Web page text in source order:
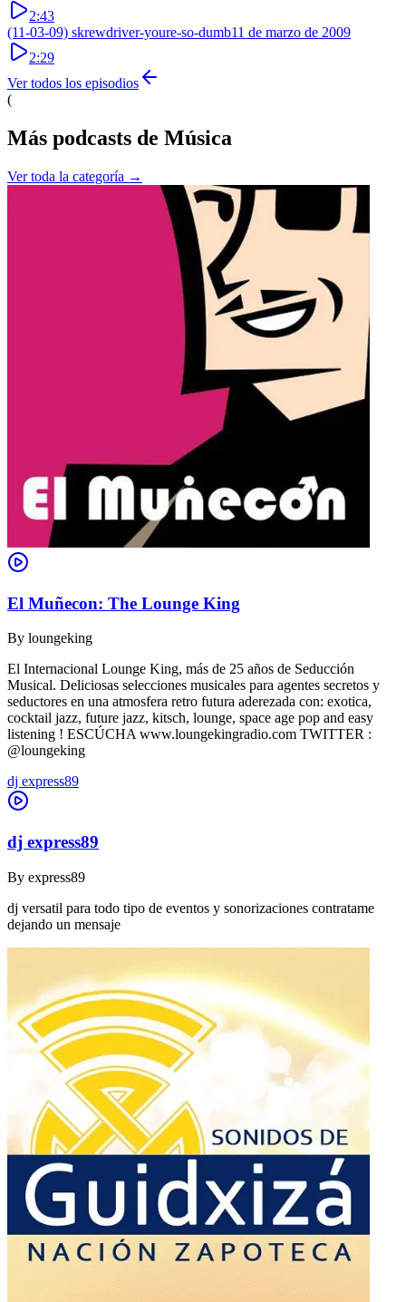
2:43
(11-03-09) skrewdriver-youre-so-dumb11 de marzo de 2009
2:29
Ver todos los episodios
(
Más podcasts de Música
Ver toda la categoría →
El Muñecon: The Lounge King
By loungeking
El Internacional Lounge King, más de 25 años de Seducción
Musical. Deliciosas selecciones musicales para agentes secretos y
seductores en una atmosfera retro futura aderezada con: exotica,
cocktail jazz, future jazz, kitsch, lounge, space age pop and easy
listening ! ESCÚCHA www.loungekingradio.com TWITTER :
@loungeking
dj express89
dj express89
By express89
dj versatil para todo tipo de eventos y sonorizaciones contratame
dejando un mensaje